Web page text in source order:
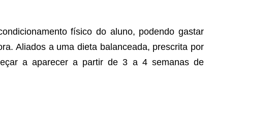
físico do aluno, podendo gastar
Aliados a uma dieta balanceada, prescrita por
a aparecer a partir de 3 a 4 semanas de